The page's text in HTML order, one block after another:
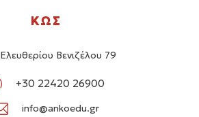
ΚΩΣ
Ελευθερίου Βενιζέλου 79
+30 22420 26900
info@ankoedu.gr